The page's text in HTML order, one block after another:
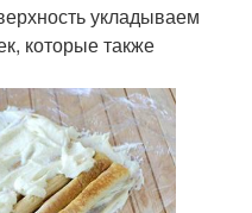
укладываем
которые также